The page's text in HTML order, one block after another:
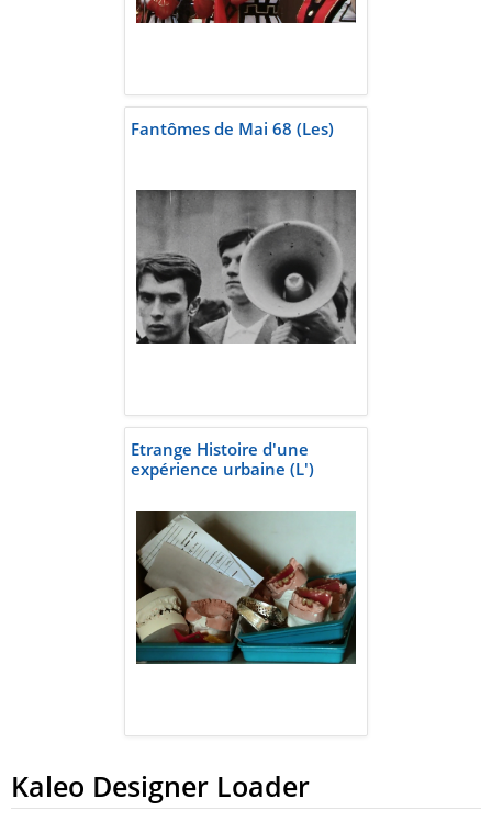
Fantômes de Mai 68 (Les)
Etrange Histoire d'une
expérience urbaine (L')
Kaleo Designer Loader